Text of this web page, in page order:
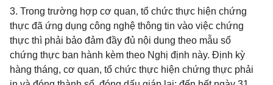
3. Trong trường hợp cơ quan, tổ chức thực hiện chứng
thực đã ứng dụng công nghệ thông tin vào việc chứng
thực thì phải bảo đảm đầy đủ nội dung theo mẫu sổ
chứng thực ban hành kèm theo Nghị định này. Định kỳ
hàng tháng, cơ quan, tổ chức thực hiện chứng thực phải